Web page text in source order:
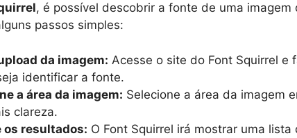
, é possível descobrir a fonte de uma
passos simples:
da imagem: Acesse o site do Font Squirrel e
identificar a fonte.
a área da imagem: Selecione a área da imagem
clareza.
os resultados: O Font Squirrel irá mostrar uma